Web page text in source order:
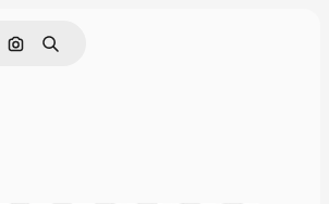
Поиск по изображению
Поиск